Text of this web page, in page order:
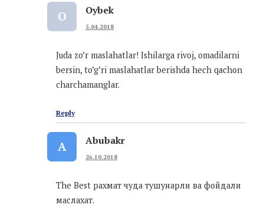
O Oybek
5.04.2018
Juda zo’r maslahatlar! Ishilarga rivoj, omadilarni
bersin, to’g’ri maslahatlar berishda hech qachon
charchamanglar.
Reply
A Abubakr
26.10.2018
The Best рахмат чуда тушунарли ва фойдали
маслахат.